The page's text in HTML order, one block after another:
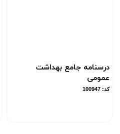
درسنامه جامع بهداشت
عمومی
کد: 100947